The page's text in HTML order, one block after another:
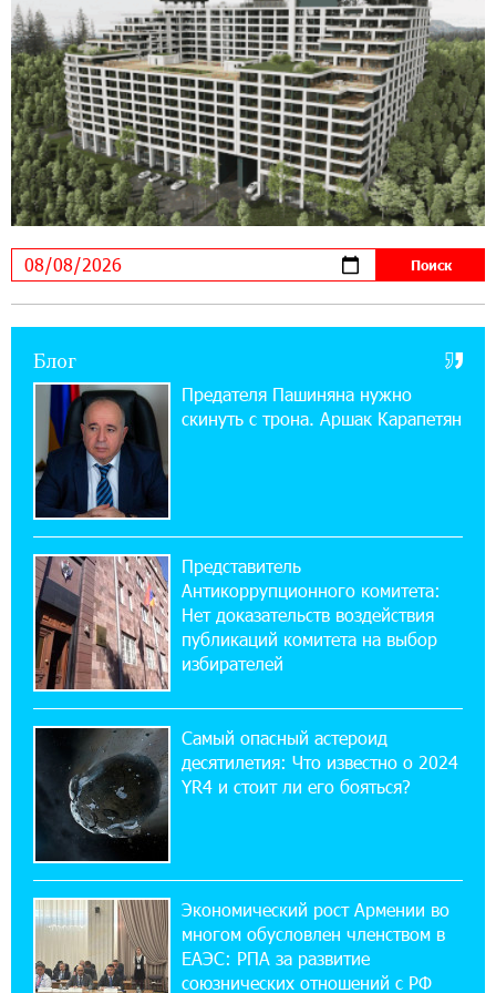
предупреждает о кибератаках на школьников
11:21:15 31-07-2026
ЕАЭС со временем будет расширяться. Когда-
нибудь это поймёт и рядовой армянин, но
будет уже поздно
11:03:52 31-07-2026
Если Израиль использует тему Геноцида
армян против Эрдогана, то что для него
значит сам Геноцид?
10% годовых и оформление в мобильном
приложении
17:03:49 30-07-2026
Платформа Rate.Trading на Seaside Startup
Summit: IDBank представил инновационное
решение
14:44:13 29-07-2026
Состоялось открытие Khachaturian Rooftop
при поддержке IDBank
Пашинян ты упустил свой шанс уйти
спокойно. Аршак Карапетян
12:04:53 28-07-2026
Обновленный Центр продаж и обслуживания
в Арарате
22:28:49 27-07-2026
Никогда Нагорный Карабах не был в составе
независимого Азербайджана. Аршак
Блог
Предателя Пашиняна нужно
скинуть с трона. Аршак Карапетян
Представитель
Антикоррупционного комитета:
Нет доказательств воздействия
публикаций комитета на выбор
избирателей
Самый опасный астероид
десятилетия: Что известно о 2024
YR4 и стоит ли его бояться?
Экономический рост Армении во
многом обусловлен членством в
ЕАЭС: РПА за развитие
союзнических отношений с РФ